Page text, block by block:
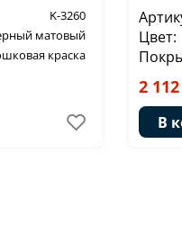
K-3260
матовый
краска
Цвет:
2
В